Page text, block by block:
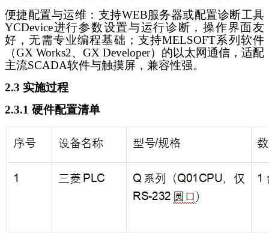
便捷配置与运维：支持WEB服务器或配置诊断工具
YCDevice进行参数设置与运行诊断，操作界面友
好，无需专业编程基础；支持MELSOFT系列软件
（GX Works2、GX Developer）的以太网通信，适配
主流SCADA软件与触摸屏，兼容性强。
2.3 实施过程
2.3.1 硬件配置清单